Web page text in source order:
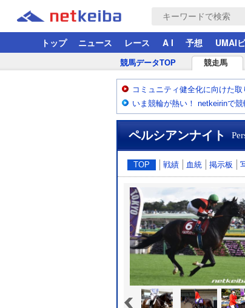
トップ ニュース レース A I 予想 UMAI
競馬データTOP 競走馬
コミュニティ健全化に向けた
いま競輪が熱い！ netkeirinで
ペルシアンナイト
TOP 戦績 血統 掲示板